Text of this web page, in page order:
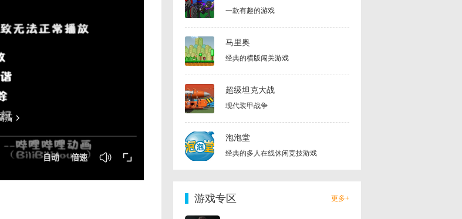
一款有趣的游戏
马里奥
经典的横版闯关游戏
超级坦克大战
现代装甲战争
泡泡堂
经典的多人在线休闲竞技游戏
更多+
游戏专区